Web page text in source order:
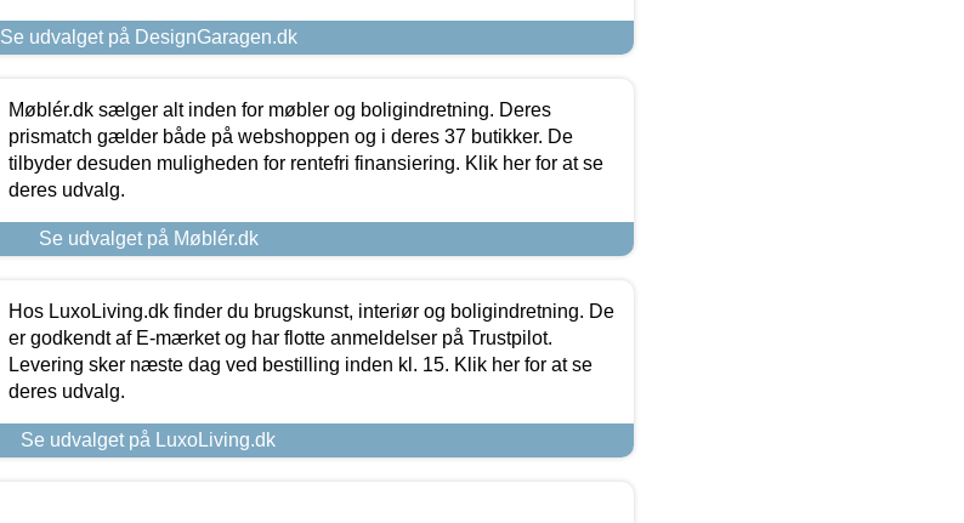
Se udvalget på DesignGaragen.dk
Møblér.dk sælger alt inden for møbler og boligindretning. Deres
prismatch gælder både på webshoppen og i deres 37 butikker. De
tilbyder desuden muligheden for rentefri finansiering. Klik her for at se
deres udvalg.
Se udvalget på Møblér.dk
Hos LuxoLiving.dk finder du brugskunst, interiør og boligindretning. De
er godkendt af E-mærket og har flotte anmeldelser på Trustpilot.
Levering sker næste dag ved bestilling inden kl. 15. Klik her for at se
deres udvalg.
Se udvalget på LuxoLiving.dk